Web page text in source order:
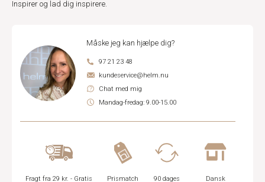
Inspirer og lad dig inspirere.
Måske jeg kan hjælpe dig?
97 21 23 48
kundeservice@helm.nu
Chat med mig
Mandag-fredag: 9.00-15.00
Fragt fra 29 kr. - Gratis
Prismatch
90 dages
Dansk